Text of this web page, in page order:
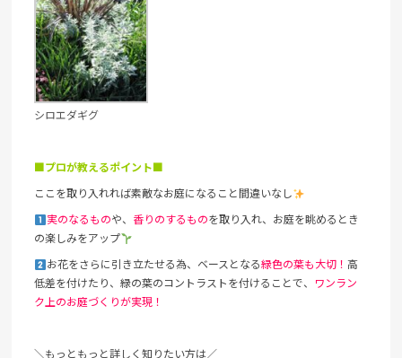
シロエダギグ
■プロが教えるポイント■
ここを取り入れれば素敵なお庭になること間違いなし
実のなるものや、 香りのするものを取り入れ、お庭を眺めるとき
の楽しみをアップ
お花をさらに引き立たせる為、ベースとなる緑色の葉も大切！高
低差を付けたり、緑の葉のコントラストを付けることで、 ワンラン
ク上のお庭づくりが実現！
＼もっともっと詳しく知りたい方は／